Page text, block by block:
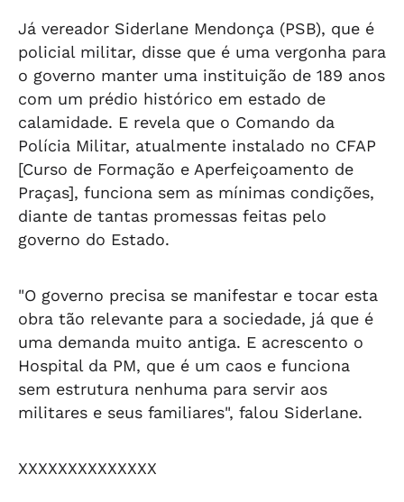
Já vereador Siderlane Mendonça (PSB), que é
policial militar, disse que é uma vergonha para
o governo manter uma instituição de 189 anos
com um prédio histórico em estado de
calamidade. E revela que o Comando da
Polícia Militar, atualmente instalado no CFAP
[Curso de Formação e Aperfeiçoamento de
Praças], funciona sem as mínimas condições,
diante de tantas promessas feitas pelo
governo do Estado.
"O governo precisa se manifestar e tocar esta
obra tão relevante para a sociedade, já que é
uma demanda muito antiga. E acrescento o
Hospital da PM, que é um caos e funciona
sem estrutura nenhuma para servir aos
militares e seus familiares", falou Siderlane.
XXXXXXXXXXXXXX